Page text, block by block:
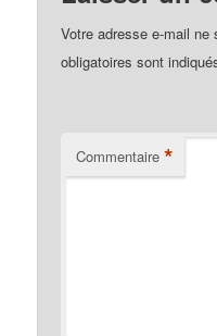
Votre adresse e-mail ne
obligatoires sont
Commentaire *